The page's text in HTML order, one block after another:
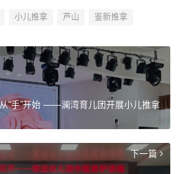
小儿推拿 芦山 鉴新推拿
“手”开始 ——澜湾育儿团开展小儿推拿
下一篇